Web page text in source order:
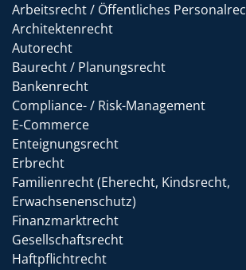
Arbeitsrecht / Öffentliches
Architektenrecht
Autorecht
Baurecht / Planungsrecht
Bankenrecht
Compliance- / Risk-Management
E-Commerce
Enteignungsrecht
Erbrecht
Familienrecht (Eherecht, Kindsrecht,
Erwachsenenschutz)
Finanzmarktrecht
Gesellschaftsrecht
Haftpflichtrecht